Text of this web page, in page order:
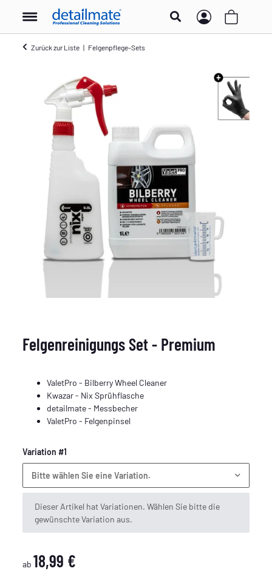
Zurück zur Liste Felgenpflege-Sets
Felgenreinigungs Set - Premium
ValetPro - Bilberry Wheel Cleaner
Kwazar - Nix Sprühflasche
detailmate - Messbecher
ValetPro - Felgenpinsel
Variation #1
Bitte wählen Sie eine Variation.
x
Dieser Artikel hat Variationen. Wählen Sie bitte die
gewünschte Variation aus.
ab 18,99 €